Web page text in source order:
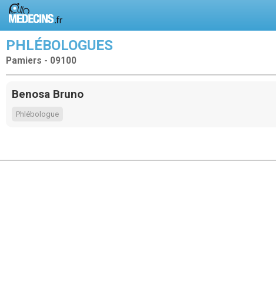
PHLÉBOLOGUES
Pamiers - 09100
Benosa Bruno
Phlébologue